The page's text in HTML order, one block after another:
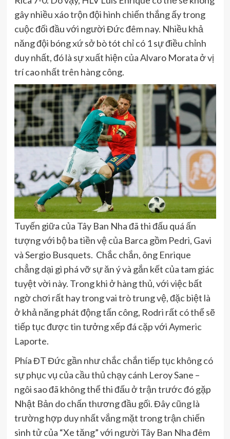
gây nhiều xáo trộn đội hình chiến thắng ấy trong
cuộc đối đầu với người Đức đêm nay. Nhiều khả
năng đội bóng xứ sở bò tót chỉ có 1 sự điều chỉnh
duy nhất, đó là sự xuất hiện của Alvaro Morata ở vị
trí cao nhất trên hàng công.
Tuyến giữa của Tây Ban Nha đã thi đấu quá ấn
tượng với bộ ba tiền vệ của Barca gồm Pedri, Gavi
và Sergio Busquets. Chắc chắn, ông Enrique
chẳng dại gì phá vỡ sự ăn ý và gắn kết của tam giác
tuyệt vời này. Trong khi ở hàng thủ, với việc bất
ngờ chơi rất hay trong vai trò trung vệ, đặc biệt là
ở khả năng phát động tấn công, Rodri rất có thể sẽ
tiếp tục được tin tưởng xếp đá cặp với Aymeric
Laporte.
Phía ĐT Đức gần như chắc chắn tiếp tục không có
sự phục vụ của cầu thủ chạy cánh Leroy Sane –
ngôi sao đã không thể thi đấu ở trận trước đó gặp
Nhật Bản do chấn thương đầu gối. Đây cũng là
trường hợp duy nhất vắng mặt trong trận chiến
sinh tử của “Xe tăng” với người Tây Ban Nha đêm